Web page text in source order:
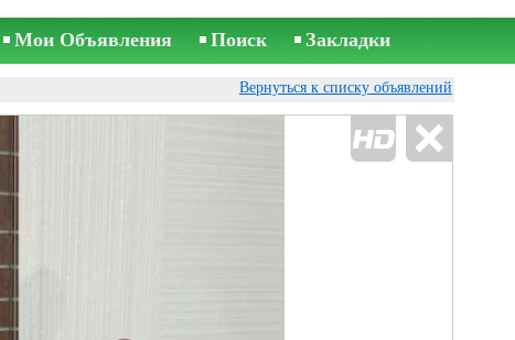
Мои Объявления Поиск Закладки
Вернуться к списку объявлений